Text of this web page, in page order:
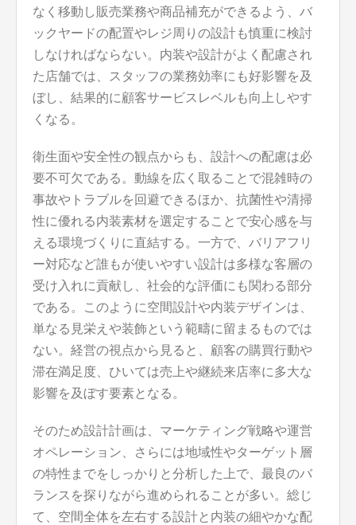
なく移動し販売業務や商品補充ができるよう、バ
ックヤードの配置やレジ周りの設計も慎重に検討
しなければならない。内装や設計がよく配慮され
た店舗では、スタッフの業務効率にも好影響を及
ぼし、結果的に顧客サービスレベルも向上しやす
くなる。
衛生面や安全性の観点からも、設計への配慮は必
要不可欠である。動線を広く取ることで混雑時の
事故やトラブルを回避できるほか、抗菌性や清掃
性に優れる内装素材を選定することで安心感を与
える環境づくりに直結する。一方で、バリアフリ
ー対応など誰もが使いやすい設計は多様な客層の
受け入れに貢献し、社会的な評価にも関わる部分
である。このように空間設計や内装デザインは、
単なる見栄えや装飾という範疇に留まるものでは
ない。経営の視点から見ると、顧客の購買行動や
滞在満足度、ひいては売上や継続来店率に多大な
影響を及ぼす要素となる。
そのため設計計画は、マーケティング戦略や運営
オペレーション、さらには地域性やターゲット層
の特性までをしっかりと分析した上で、最良のバ
ランスを探りながら進められることが多い。総じ
て、空間全体を左右する設計と内装の細やかな配